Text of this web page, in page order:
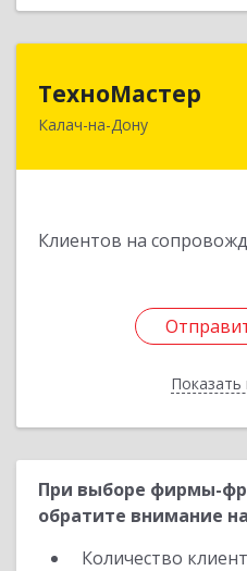
ТехноМастер
Калач-на-Дону
Клиентов на
Показать
404503,
При выборе фирмы-
обратите внимание
Количество